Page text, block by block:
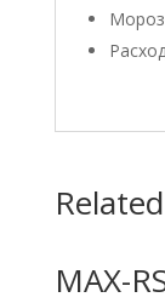
MAX-